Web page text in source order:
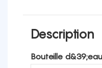
Description
Bouteille